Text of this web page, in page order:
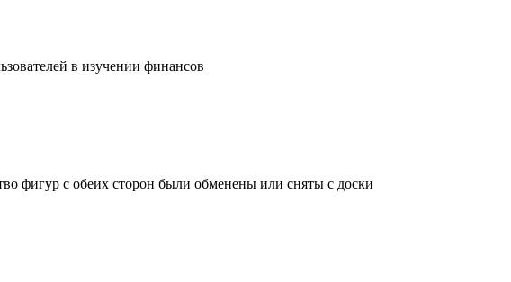
в изучении финансов
фигур с обеих сторон были обменены или сняты с доски